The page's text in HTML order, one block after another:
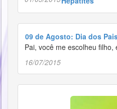
09 de Agosto: Dia dos
Pai, você me escolheu filho,
16/07/2015